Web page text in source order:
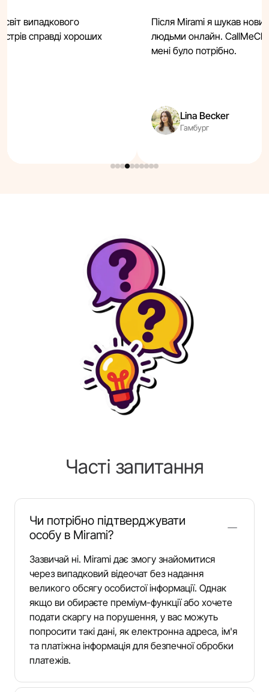
випадкового
справді хороших
Після Mirami я шукав
людьми онлайн.
мені було потрібно.
Lina Becker
Гамбург
Часті запитання
Чи потрібно підтверджувати
особу в Mirami?
Зазвичай ні. Mirami дає змогу знайомитися
через випадковий відеочат без надання
великого обсягу особистої інформації. Однак
якщо ви обираєте преміум-функції або хочете
подати скаргу на порушення, у вас можуть
попросити такі дані, як електронна адреса, ім'я
та платіжна інформація для безпечної обробки
платежів.